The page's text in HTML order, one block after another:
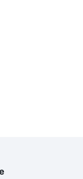
as
custa comprar